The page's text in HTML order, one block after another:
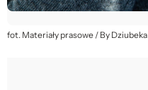
fot. Materiały prasowe / By Dziubeka